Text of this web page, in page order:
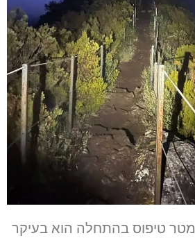
בכל אופן, ה-3,000 מטר טיפוס בהתחלה הוא בעיקר